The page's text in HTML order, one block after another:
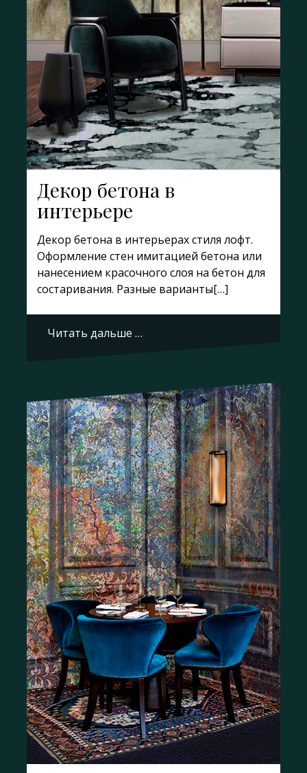
Декор бетона в
интерьере
Декор бетона в интерьерах стиля лофт.
Оформление стен имитацией бетона или
нанесением красочного слоя на бетон для
состаривания. Разные варианты[…]
Читать дальше …